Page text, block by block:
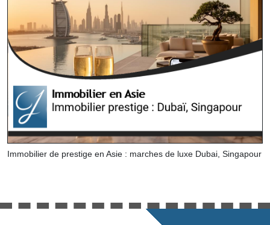
Immobilier de prestige en Asie : marches de luxe Dubai, Singapour